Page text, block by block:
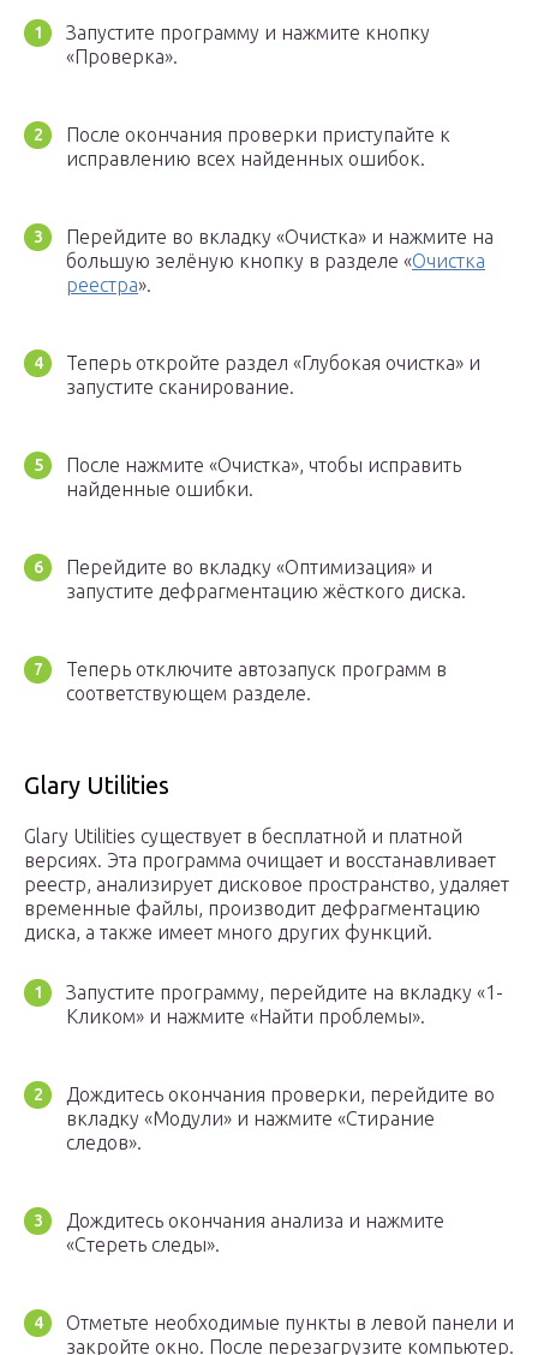
Запустите программу и нажмите кнопку
«Проверка».
После окончания проверки приступайте к
исправлению всех найденных ошибок.
Перейдите во вкладку «Очистка» и нажмите на
большую зелёную кнопку в разделе «Очистка
реестра».
Теперь откройте раздел «Глубокая очистка» и
запустите сканирование.
После нажмите «Очистка», чтобы исправить
найденные ошибки.
Перейдите во вкладку «Оптимизация» и
запустите дефрагментацию жёсткого диска.
Теперь отключите автозапуск программ в
соответствующем разделе.
Glary Utilities
Glary Utilities существует в бесплатной и платной
версиях. Эта программа очищает и восстанавливает
реестр, анализирует дисковое пространство, удаляет
временные файлы, производит дефрагментацию
диска, а также имеет много других функций.
Запустите программу, перейдите на вкладку «1-
Кликом» и нажмите «Найти проблемы».
Дождитесь окончания проверки, перейдите во
вкладку «Модули» и нажмите «Стирание
следов».
Дождитесь окончания анализа и нажмите
«Стереть следы».
Отметьте необходимые пункты в левой панели и
закройте окно. После перезагрузите компьютер.